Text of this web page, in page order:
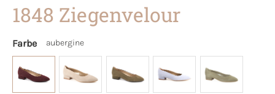
1848 Ziegenvelour
Farbe aubergine